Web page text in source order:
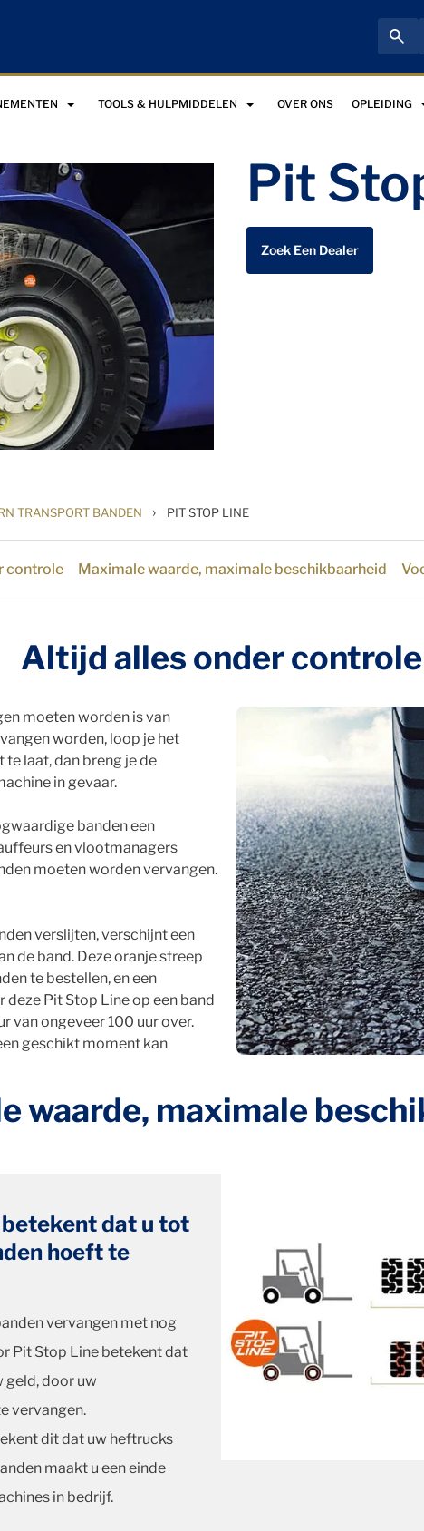
TOOLS & HULPMIDDELEN OVER ONS OPLEIDING
Pit
Zoek Een Dealer
TRANSPORT BANDEN › PIT STOP LINE
controle Maximale waarde, maximale beschikbaarheid
Altijd alles onder controle
moeten worden is van
worden, loop je het
laat, dan breng je de
in gevaar.
banden een
en vlootmanagers
moeten worden vervangen.
verslijten, verschijnt een
de band. Deze oranje streep
te bestellen, en een
Pit Stop Line op een band
van ongeveer 100 uur over.
geschikt moment kan
waarde, maximale
betekent dat u tot
hoeft te
vervangen met nog
Pit Stop Line betekent dat
geld, door uw
vervangen.
dit dat uw heftrucks
maakt u een einde
in bedrijf.